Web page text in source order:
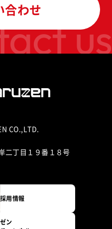
us
合わせ
CO.,LTD.
丁目１９番１８号
採用情報
ン